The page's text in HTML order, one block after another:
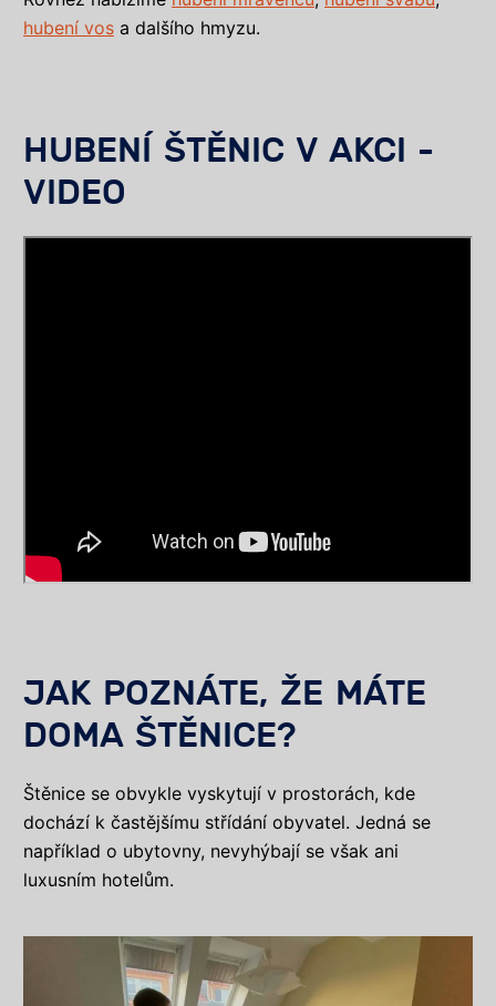
hubení vos a dalšího hmyzu.
HUBENÍ ŠTĚNIC V AKCI -
VIDEO
JAK POZNÁTE, ŽE MÁTE
DOMA ŠTĚNICE?
Štěnice se obvykle vyskytují v prostorách, kde
dochází k častějšímu střídání obyvatel. Jedná se
například o ubytovny, nevyhýbají se však ani
luxusním hotelům.